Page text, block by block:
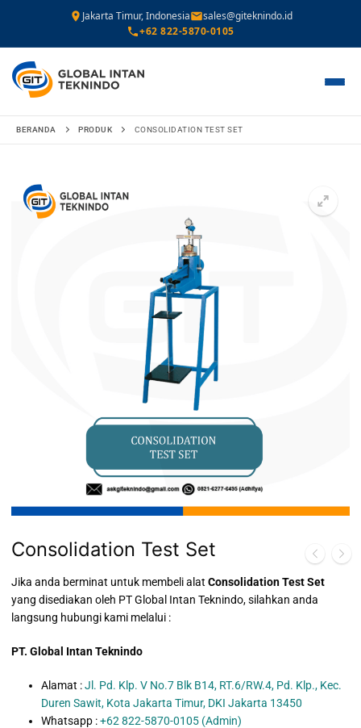
Jakarta Timur, Indonesia
sales@giteknindo.id
+62 822-5870-0105
Lompat
BERANDA PRODUK CONSOLIDATION TEST SET
Consolidation Test Set
Jika anda berminat untuk membeli alat Consolidation Test Set
yang disediakan oleh PT Global Intan Teknindo, silahkan anda
langsung hubungi kami melalui :
PT. Global Intan Teknindo
Alamat :Jl. Pd. Klp. V No.7 Blk B14, RT.6/RW.4, Pd. Klp., Kec.
Duren Sawit, Kota Jakarta Timur, DKI Jakarta 13450
Whatsapp :+62 822-5870-0105 (Admin)